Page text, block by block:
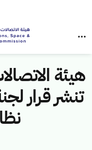
هيئة
تنشر قرار